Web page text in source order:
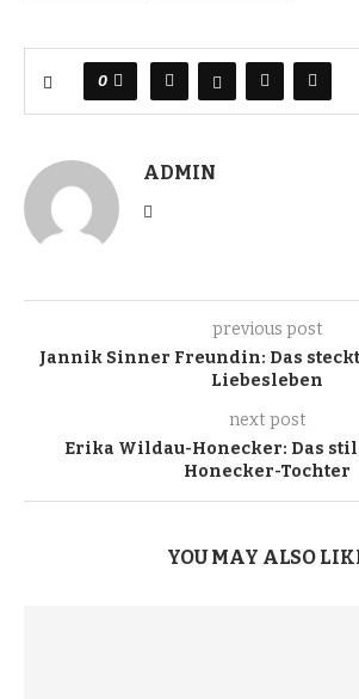
0
ADMIN
previous post
Jannik Sinner Freundin: Das
Liebesleben
next post
Erika Wildau-Honecker: Das
Honecker-Tochter
YOU MAY ALSO